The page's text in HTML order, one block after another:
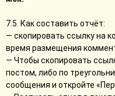
7.5. Как составить отчёт:
— скопировать ссылку на
время размещения
— Чтобы скопировать
постом, либо по
сообщения и откройте